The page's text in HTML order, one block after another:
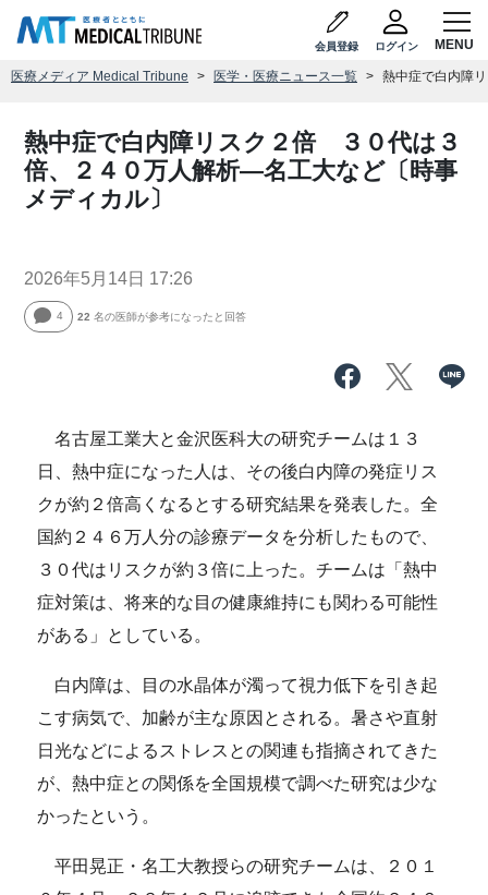
会員登録 ログイン
医療メディア Medical Tribune 医学・医療ニュース一覧 熱中症で白内障
熱中症で白内障リスク２倍 ３０代は３
倍、２４０万人解析―名工大など〔時事
メディカル〕
2026年5月14日 17:26
4 22 名の医師が参考になったと回答
名古屋工業大と金沢医科大の研究チームは１３
日、熱中症になった人は、その後白内障の発症リス
クが約２倍高くなるとする研究結果を発表した。全
国約２４６万人分の診療データを分析したもので、
３０代はリスクが約３倍に上った。チームは「熱中
症対策は、将来的な目の健康維持にも関わる可能性
がある」としている。
白内障は、目の水晶体が濁って視力低下を引き起
こす病気で、加齢が主な原因とされる。暑さや直射
日光などによるストレスとの関連も指摘されてきた
が、熱中症との関係を全国規模で調べた研究は少な
かったという。
平田晃正・名工大教授らの研究チームは、２０１